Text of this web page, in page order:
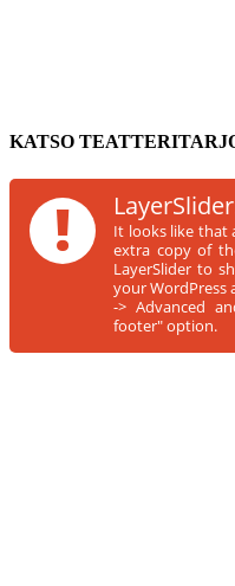
KATSO
!
It looks like that
extra copy of
LayerSlider to
your WordPress
-> Advanced
footer" option.